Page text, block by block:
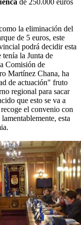
de 250.000 euros
la eliminación del
de 5 euros, este
podrá decidir esta
tenía la Junta de
Comisión de
Martínez Chana, ha
de actuación" fruto
regional para sacar
que esto se va a
el convenio con
esta